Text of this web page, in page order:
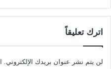
اترك تعليقاً
لن يتم نشر عنوان بريدك الإلكتروني.